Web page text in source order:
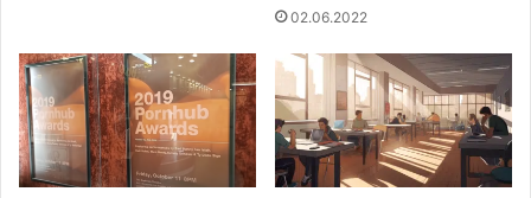
02.06.2022